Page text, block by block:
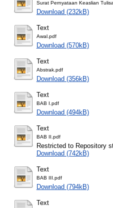
Surat Pernyataan Keaslian
Download (232kB)
Text
Awal.pdf
Download (570kB)
Text
Abstrak.pdf
Download (356kB)
Text
BAB I.pdf
Download (494kB)
Text
BAB II.pdf
Restricted to Repository
Download (742kB)
Text
BAB III.pdf
Download (794kB)
Text